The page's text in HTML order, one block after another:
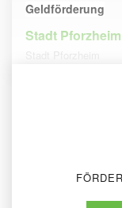
Geldförderung
Stadt
Stadt Pforzheim